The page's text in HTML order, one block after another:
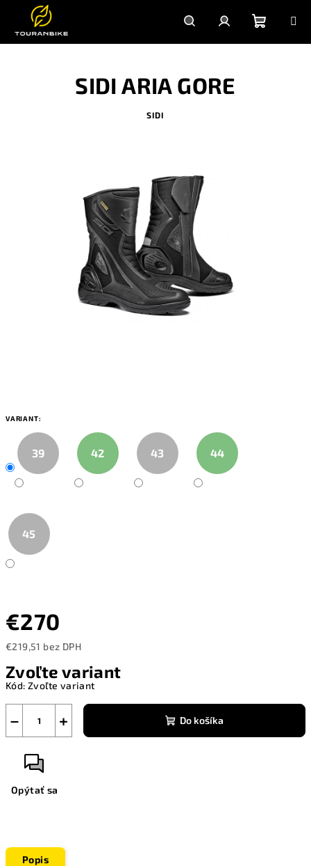
obsah
VARIANT:
39 42 43 44
45
€270
€219,51 bez DPH
cena:
Zvoľte variant
Kód: Zvoľte variant
+
− Do košíka
Opýtať sa
SIDI ARIA GORE
SIDI
Popis